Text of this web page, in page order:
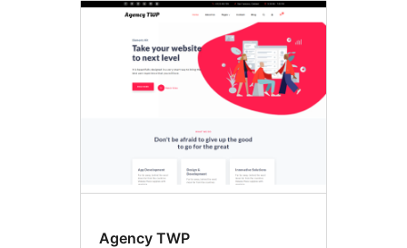
Výběr
varianty
Agency TWP